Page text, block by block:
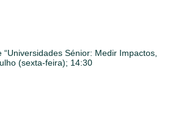
Sénior: Medir Impactos,
(sexta-feira); 14:30